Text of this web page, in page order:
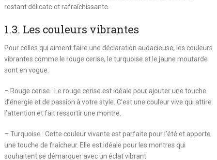
restant délicate et rafraîchissante.
1.3. Les couleurs vibrantes
Pour celles qui aiment faire une déclaration audacieuse, les couleurs
vibrantes comme le rouge cerise, le turquoise et le jaune moutarde
sont en vogue.
– Rouge cerise : Le rouge cerise est idéale pour ajouter une touche
d’énergie et de passion à votre style. C’est une couleur vive qui attire
l’attention et fait ressortir une montre.
– Turquoise : Cette couleur vivante est parfaite pour l’été et apporte
une touche de fraîcheur. Elle est idéale pour les montres qui
souhaitent se démarquer avec un éclat vibrant.